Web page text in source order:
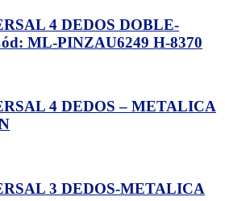
4 DEDOS DOBLE-
ML-PINZAU6249 H-8370
4 DEDOS – METALICA
3 DEDOS-METALICA